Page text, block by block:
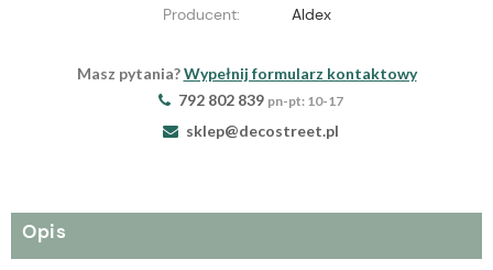
Producent: Aldex
Masz pytania?Wypełnij formularz kontaktowy
792 802 839 pn-pt: 10-17
sklep@decostreet.pl
Opis